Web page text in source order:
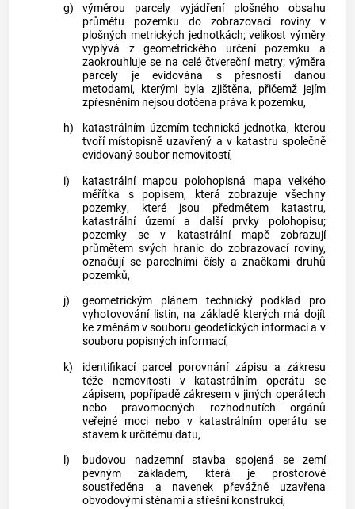
g)
výměrou parcely vyjádření plošného obsahu
průmětu pozemku do zobrazovací roviny v
plošných metrických jednotkách; velikost výměry
vyplývá z geometrického určení pozemku a
zaokrouhluje se na celé čtvereční metry; výměra
parcely je evidována s přesností danou
metodami, kterými byla zjištěna, přičemž jejím
zpřesněním nejsou dotčena práva k pozemku,
h)
katastrálním územímtechnická jednotka, kterou
tvoří místopisně uzavřený a v katastru společně
evidovaný soubor nemovitostí,
i)
katastrální mapou polohopisná mapa velkého
měřítka s popisem, která zobrazuje všechny
pozemky, které jsou předmětem katastru,
katastrální územía další prvky polohopisu;
pozemky se v katastrální mapězobrazují
průmětem svých hranic do zobrazovací roviny,
označují se parcelními čísly a značkami druhů
pozemků,
j)
geometrickým plánemtechnický podklad pro
vyhotovování listin, na základě kterých má dojít
ke změnám v souboru geodetických informací a v
souboru popisných informací,
k)
identifikací parcel
porovnání zápisu a zákresu
téže nemovitosti v katastrálním operátu se
zápisem, popřípadě zákresem v jiných operátech
nebo pravomocných rozhodnutích orgánů
veřejné moci nebo v katastrálním operátu se
stavem k určitému datu,
l)
budovou nadzemní stavba spojená se zemí
pevným základem, která je prostorově
soustředěna a navenek převážně uzavřena
obvodovými stěnami a střešní konstrukcí,